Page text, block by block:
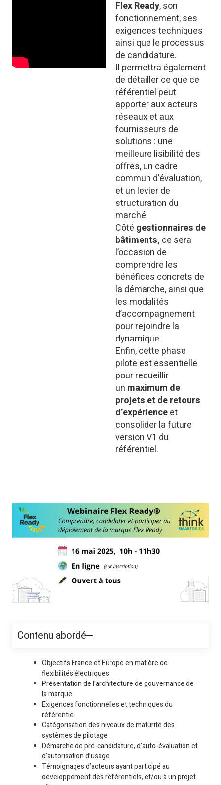
Flex Ready, son
fonctionnement, ses
exigences techniques
ainsi que le processus
de candidature.
Il permettra également
de détailler ce que ce
référentiel peut
apporter aux acteurs
réseaux et aux
fournisseurs de
solutions : une
meilleure lisibilité des
offres, un cadre
commun d’évaluation,
et un levier de
structuration du
marché.
Côté gestionnaires de
bâtiments, ce sera
l’occasion de
comprendre les
bénéfices concrets de
la démarche, ainsi que
les modalités
d’accompagnement
pour rejoindre la
dynamique.
Enfin, cette phase
pilote est essentielle
pour recueillir
un maximum de
projets et de retours
d’expérienceet
consolider la future
version V1 du
référentiel.
Contenu abordé
Objectifs France et Europe en matière de
flexibilités électriques
Présentation de l’architecture de gouvernance de
la marque
Exigences fonctionnelles et techniques du
référentiel
Catégorisation des niveaux de maturité des
systèmes de pilotage
Démarche de pré-candidature, d’auto-évaluation et
d’autorisation d’usage
Témoignages d’acteurs ayant participé au
développement des référentiels, et/ou à un projet